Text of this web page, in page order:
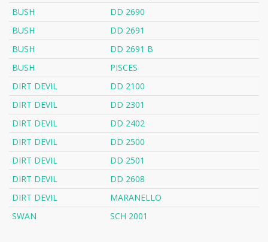
BUSH
DD 2690
BUSH
DD 2691
BUSH
DD 2691 B
BUSH
PISCES
DIRT DEVIL
DD 2100
DIRT DEVIL
DD 2301
DIRT DEVIL
DD 2402
DIRT DEVIL
DD 2500
DIRT DEVIL
DD 2501
DIRT DEVIL
DD 2608
DIRT DEVIL
MARANELLO
SWAN
SCH 2001